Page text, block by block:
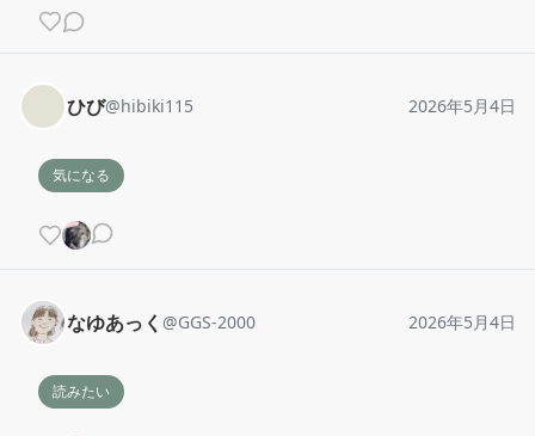
ひび@hibiki115 2026年5月4日
気になる
なゆあっく @GGS-2000 2026年5月4日
読みたい